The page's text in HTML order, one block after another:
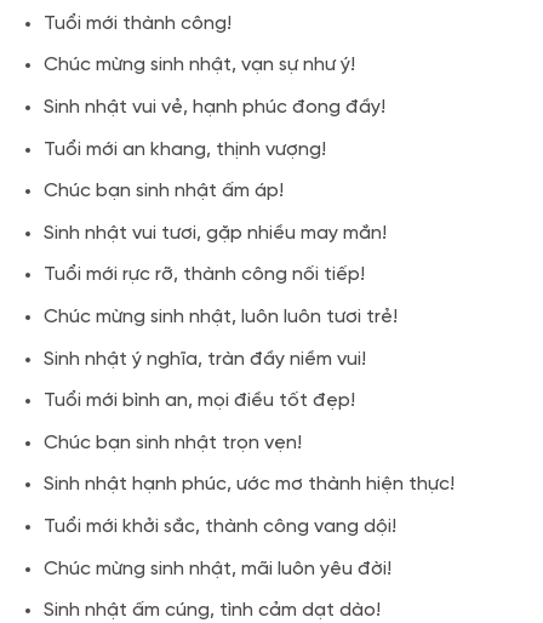
Tuổi mới thành công!
Chúc mừng sinh nhật, vạn sự như ý!
Sinh nhật vui vẻ, hạnh phúc đong đầy!
Tuổi mới an khang, thịnh vượng!
Chúc bạn sinh nhật ấm áp!
Sinh nhật vui tươi, gặp nhiều may mắn!
Tuổi mới rực rỡ, thành công nối tiếp!
Chúc mừng sinh nhật, luôn luôn tươi trẻ!
Sinh nhật ý nghĩa, tràn đầy niềm vui!
Tuổi mới bình an, mọi điều tốt đẹp!
Chúc bạn sinh nhật trọn vẹn!
Sinh nhật hạnh phúc, ước mơ thành hiện thực!
Tuổi mới khởi sắc, thành công vang dội!
Chúc mừng sinh nhật, mãi luôn yêu đời!
Sinh nhật ấm cúng, tình cảm dạt dào!